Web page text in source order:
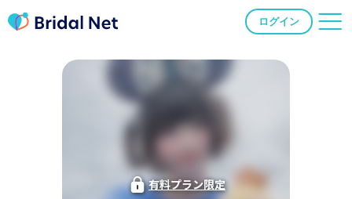
ログイン
有料プラン限定